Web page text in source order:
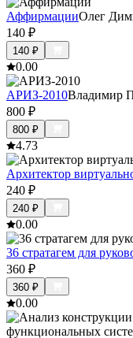
АффирмацииОлег
140 ₽
140 ₽
0.00
АРИЗ-2010Владимир
800 ₽
800 ₽
4.73
Архитектор
240 ₽
240 ₽
0.00
36 стратагем для
360 ₽
360 ₽
0.00